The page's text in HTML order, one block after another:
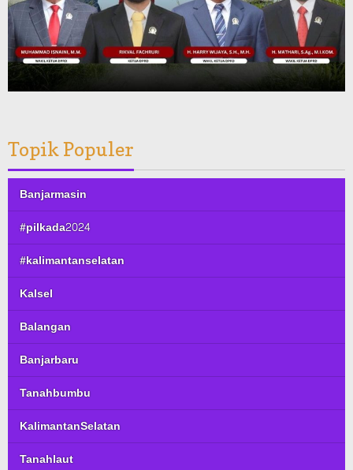
Topik Populer
Banjarmasin
#pilkada2024
#kalimantanselatan
Kalsel
Balangan
Banjarbaru
Tanahbumbu
KalimantanSelatan
Tanahlaut